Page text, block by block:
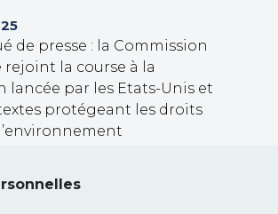
de presse : la Commission
la course à la
lancée par les Etats-Unis et
protégeant les droits